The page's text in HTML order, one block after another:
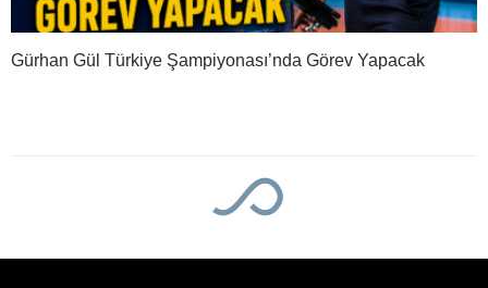
Gürhan Gül Türkiye Şampiyonası’nda Görev Yapacak